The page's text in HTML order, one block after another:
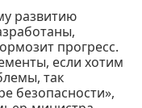
развитию
прогресс.
если хотим
так
безопасности»,